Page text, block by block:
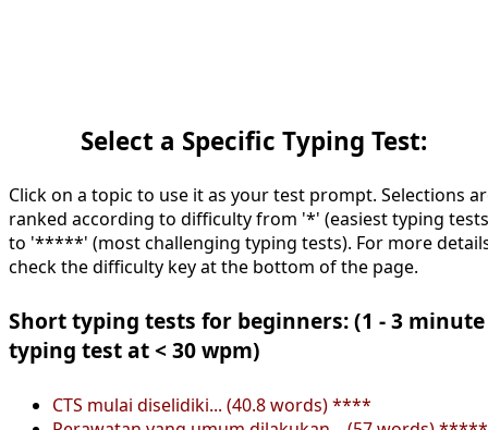
Select a Specific Typing Test:
Click on a topic to use it as your test prompt. Selections
ranked according to difficulty from '*' (easiest typing
to '*****' (most challenging typing tests). For more
check the difficulty key at the bottom of the page.
Short typing tests for beginners: (1 - 3 minute
typing test at < 30 wpm)
CTS mulai diselidiki... (40.8 words) ****